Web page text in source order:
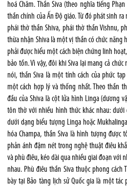
hoá Chăm. Thần Siva (theo nghĩa tiếng
thần chính của Ấn Độ giáo. Từ đó phát sinh
phái thờ thần Shiva, phái thờ thần Vishnu,
thừa nhận Shiva là một vị thần có chức năng
phải được hiểu một cách biện chứng linh
bảo tồn. Vì vậy, đôi khi Siva lại mang cả
nói, thần Siva là một tính cách của phức
một cách hợp lý và thống nhất. Theo thần
đầu của Shiva là cột lửa hình Linga (dương
tôn thờ với nhiều hình thức khác nhau:
dưới dạng biểu tượng Linga hoặc
hóa Champa, thần Siva là hình tượng được
phản ánh đậm nét trong nghệ thuật điêu
và phù điêu, kéo dài qua nhiều giai đoạn với
nhau. Phù điêu thần Siva thuộc phong cách
bày tại Bảo tàng lịch sử Quốc gia là một